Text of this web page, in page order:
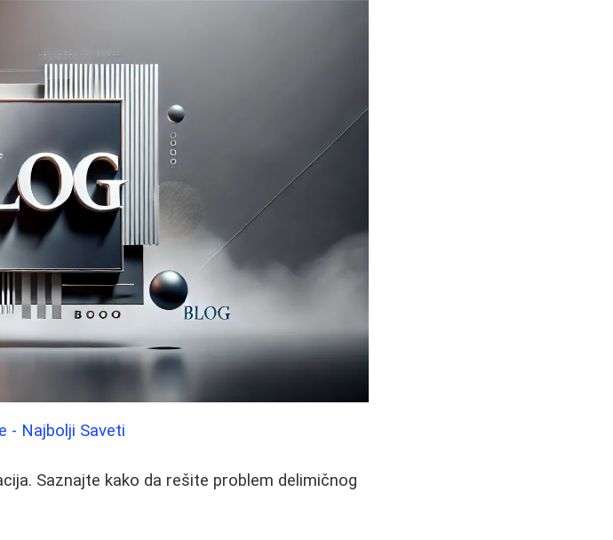
- Najbolji Saveti
Saznajte kako da rešite problem delimičnog